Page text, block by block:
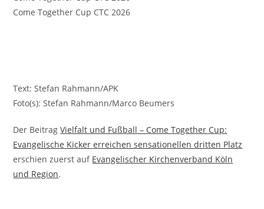
Come Together Cup CTC 2026
Text: Stefan Rahmann/APK
Foto(s): Stefan Rahmann/Marco Beumers
Der BeitragVielfalt und Fußball – Come Together Cup:
Evangelische Kicker erreichen sensationellen dritten Platz
erschien zuerst auf Evangelischer Kirchenverband Köln
und Region.